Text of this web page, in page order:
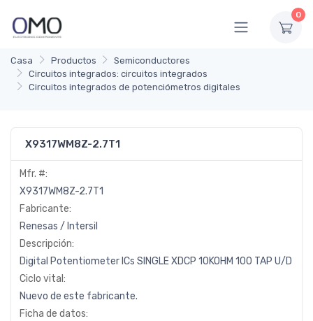
0
Casa Productos
Semiconductores
Circuitos integrados: circuitos integrados
Circuitos integrados de potenciómetros digitales
X9317WM8Z-2.7T1
Mfr. #:
X9317WM8Z-2.7T1
Fabricante:
Renesas / Intersil
Descripción:
Digital Potentiometer ICs SINGLE XDCP 10KOHM 100 TAP U/D
Ciclo vital:
Nuevo de este fabricante.
Ficha de datos: